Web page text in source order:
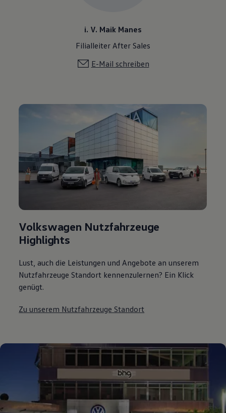
i. V. Maik Manes
Filialleiter After Sales
E-Mail schreiben
Volkswagen Nutzfahrzeuge
Highlights
Lust, auch die Leistungen und Angebote an unserem
Nutzfahrzeuge Standort kennenzulernen? Ein Klick
genügt.
Zu unserem Nutzfahrzeuge Standort